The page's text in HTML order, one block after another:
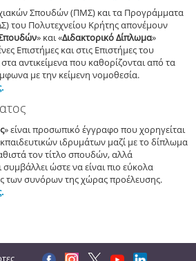
Σπουδών (ΠΜΣ) και τα Προγράμματα
του Πολυτεχνείου Κρήτης απονέμουν
» και «Διδακτορικό Δίπλωμα»
Επιστήμες και στις Επιστήμες του
αντικείμενα που καθορίζονται από τα
με την κείμενη νομοθεσία.
ς» είναι προσωπικό έγγραφο που χορηγείται
ιδρυμάτων μαζί με το δίπλωμα
τον τίτλο σπουδών, αλλά
ώστε να είναι πιο εύκολα
των συνόρων της χώρας προέλευσης.